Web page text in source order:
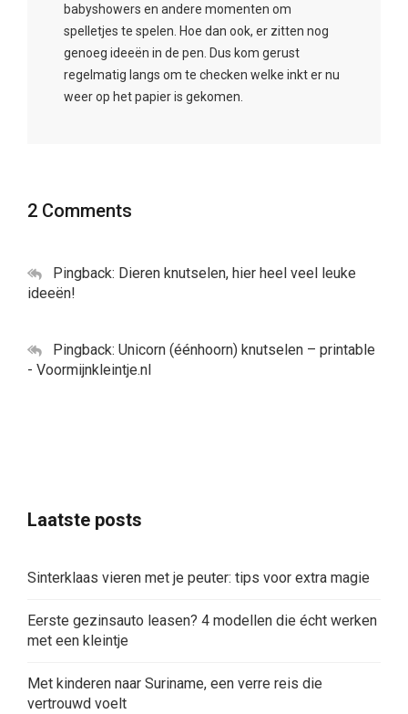
babyshowers en andere momenten om
spelletjes te spelen. Hoe dan ook, er zitten nog
genoeg ideeën in de pen. Dus kom gerust
regelmatig langs om te checken welke inkt er nu
weer op het papier is gekomen.
2 Comments
Pingback: Dieren knutselen, hier heel veel leuke
ideeën!
Pingback: Unicorn (éénhoorn) knutselen – printable
- Voormijnkleintje.nl
Laatste posts
Sinterklaas vieren met je peuter: tips voor extra magie
Eerste gezinsauto leasen? 4 modellen die écht werken
met een kleintje
Met kinderen naar Suriname, een verre reis die
vertrouwd voelt